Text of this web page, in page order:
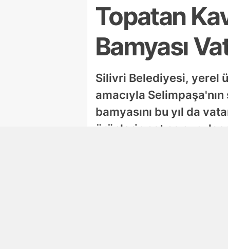
Topatan
Bamyası
Silivri Belediyesi, yerel
amacıyla
bamyasını bu yıl da
ürünlerin satışa